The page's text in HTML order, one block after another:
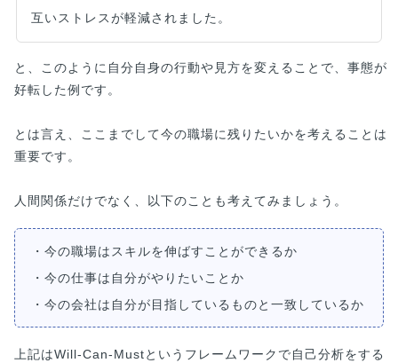
互いストレスが軽減されました。
と、このように自分自身の行動や見方を変えることで、事態が
好転した例です。
とは言え、ここまでして今の職場に残りたいかを考えることは
重要です。
人間関係だけでなく、以下のことも考えてみましょう。
・今の職場はスキルを伸ばすことができるか
・今の仕事は自分がやりたいことか
・今の会社は自分が目指しているものと一致しているか
上記はWill-Can-Mustというフレームワークで自己分析をする